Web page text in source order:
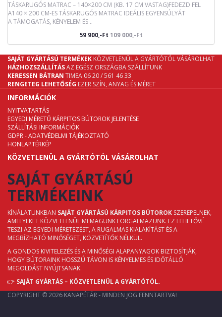
TÁSKARUGÓS MATRAC – 140×200 CM (KB. 17 CM VASTAG)FEDEZD FEL
A140 × 200 CM-ES TÁSKARUGÓS MATRAC IDEÁLIS EGYENSÚLYÁT
A TÁMOGATÁS, KÉNYELEM ÉS ..
59 900,-Ft 109 000,-Ft
SAJÁT GYÁRTÁSÚ TERMÉKEK KÖZVETLENÜL A GYÁRTÓTÓL VÁSÁROLHAT
HÁZHOZSZÁLLÍTÁSAZ EGÉSZ ORSZÁGBA SZÁLLÍTUNK
KERESSEN BÁTRAN TIMEA 06 20 / 561 46 33
RENGETEG LEHETŐSÉG EZER SZÍN, ANYAG ÉS MÉRET
INFORMÁCIÓK
NYITVATARTÁS
EGYEDI MÉRETŰ KÁRPITOS BÚTOROK JELENTÉSE
SZÁLLÍTÁSI INFORMÁCIÓK
GDPR - ADATVÉDELMI TÁJÉKOZTATÓ
HONLAPTÉRKÉP
KÖZVETLENÜL A GYÁRTÓTÓL VÁSÁROLHAT
SAJÁT GYÁRTÁSÚ
TERMÉKEINK
KÍNÁLATUNKBAN SAJÁT GYÁRTÁSÚ KÁRPITOS BÚTOROK SZEREPELNEK,
AMELYEKET KÖZVETLENÜL MI MAGUNK FORGALMAZUNK. EZ LEHETŐVÉ
TESZI AZ EGYEDI MÉRETEZÉST, A RUGALMAS KIALAKÍTÁST ÉS A
MEGBÍZHATÓ MINŐSÉGET, KÖZVETÍTŐK NÉLKÜL.
A GONDOS KIVITELEZÉS ÉS A MINŐSÉGI ALAPANYAGOK BIZTOSÍTJÁK,
HOGY BÚTORAINK HOSSZÚ TÁVON IS KÉNYELMES ÉS IDŐTÁLLÓ
MEGOLDÁST NYÚJTSANAK.
👉 SAJÁT GYÁRTÁS – KÖZVETLENÜL A GYÁRTÓTÓL.
COPYRIGHT © 2026 KANAPÉTÁR - MINDEN JOG FENNTARTVA!